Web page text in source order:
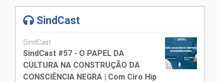
SindCast
SindCast
SindCast #57 - O PAPEL DA
CULTURA NA CONSTRUÇÃO DA
CONSCIÊNCIA NEGRA | Com Ciro Hip